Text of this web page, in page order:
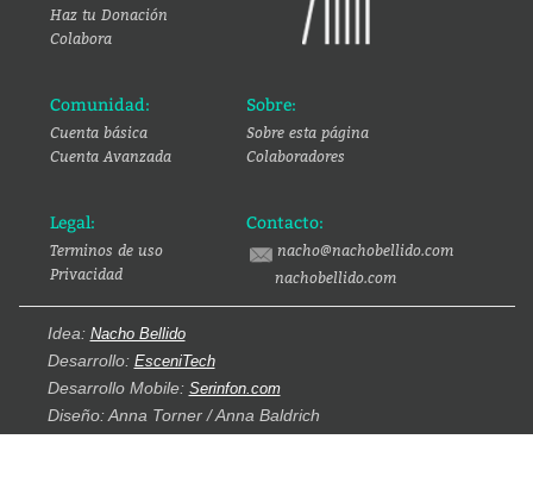
Haz tu Donación
Colabora
Comunidad:
Cuenta básica
Cuenta Avanzada
Sobre:
Sobre esta página
Colaboradores
Legal:
Terminos de uso
Privacidad
Contacto:
nacho@nachobellido.com
nachobellido.com
Idea: Nacho Bellido
Desarrollo: EsceniTech
Desarrollo Mobile: Serinfon.com
Diseño: Anna Torner / Anna Baldrich